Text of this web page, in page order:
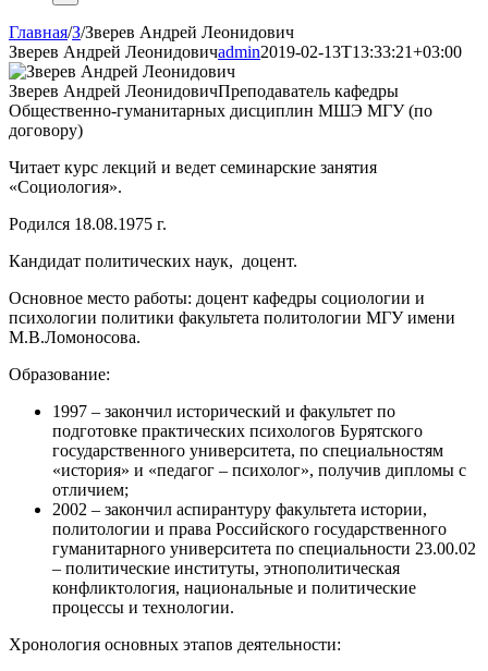
Главная/З/Зверев Андрей Леонидович
Зверев Андрей Леонидовичadmin2019-02-13T13:33:21+03:00
Зверев Андрей ЛеонидовичПреподаватель кафедры
Общественно-гуманитарных дисциплин МШЭ МГУ (по
договору)
Читает курс лекций и ведет семинарские занятия
«Социология».
Родился 18.08.1975 г.
Кандидат политических наук, доцент.
Основное место работы: доцент кафедры социологии и
психологии политики факультета политологии МГУ имени
М.В.Ломоносова.
Образование:
1997 – закончил исторический и факультет по
подготовке практических психологов Бурятского
государственного университета, по специальностям
«история» и «педагог – психолог», получив дипломы с
отличием;
2002 – закончил аспирантуру факультета истории,
политологии и права Российского государственного
гуманитарного университета по специальности 23.00.02
– политические институты, этнополитическая
конфликтология, национальные и политические
процессы и технологии.
Хронология основных этапов деятельности: